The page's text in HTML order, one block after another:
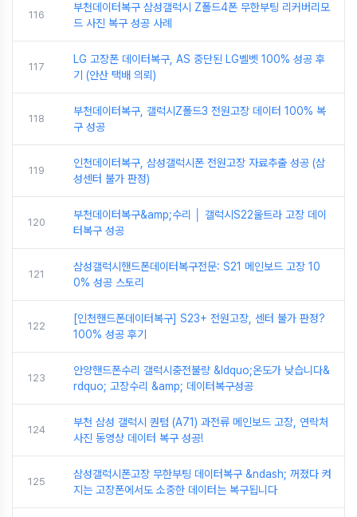
116
부천데이터복구 삼성갤럭시 Z폴드4폰 무한부팅 리커버리모
드 사진 복구 성공 사례
117
LG 고장폰 데이터복구, AS 중단된 LG벨벳 100% 성공 후
기 (안산 택배 의뢰)
118
부천데이터복구, 갤럭시Z폴드3 전원고장 데이터 100% 복
구 성공
119
인천데이터복구, 삼성갤럭시폰 전원고장 자료추출 성공 (삼
성센터 불가 판정)
120
부천데이터복구&amp;수리 │ 갤럭시S22울트라 고장 데이
터복구 성공
121
삼성갤럭시핸드폰데이터복구전문: S21 메인보드 고장 10
0% 성공 스토리
122
[인천핸드폰데이터복구] S23+ 전원고장, 센터 불가 판정?
100% 성공 후기
123
안양핸드폰수리 갤럭시충전불량 &ldquo;온도가 낮습니다&
rdquo; 고장수리 &amp; 데이터복구성공
124
부천 삼성 갤럭시 퀀텀 (A71) 과전류 메인보드 고장, 연락처
사진 동영상 데이터 복구 성공!
125
삼성갤럭시폰고장 무한부팅 데이터복구 &ndash; 꺼졌다 켜
지는 고장폰에서도 소중한 데이터는 복구됩니다